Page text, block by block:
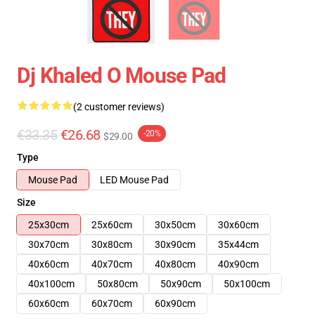
Dj Khaled O Mouse Pad
(2 customer reviews)
€33.35 €26.68 $29.00 -20%
Type
Mouse Pad
LED Mouse Pad
Size
25x30cm
25x60cm 30x50cm
30x60cm
30x70cm
30x80cm 30x90cm
35x44cm
40x60cm
40x70cm 40x80cm
40x90cm
40x100cm
50x80cm 50x90cm
50x100cm
60x60cm
60x70cm 60x90cm